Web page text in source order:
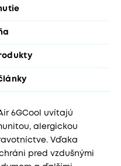
6GCool uvítajú
alergickou
Vďaka
pred vzdušnými